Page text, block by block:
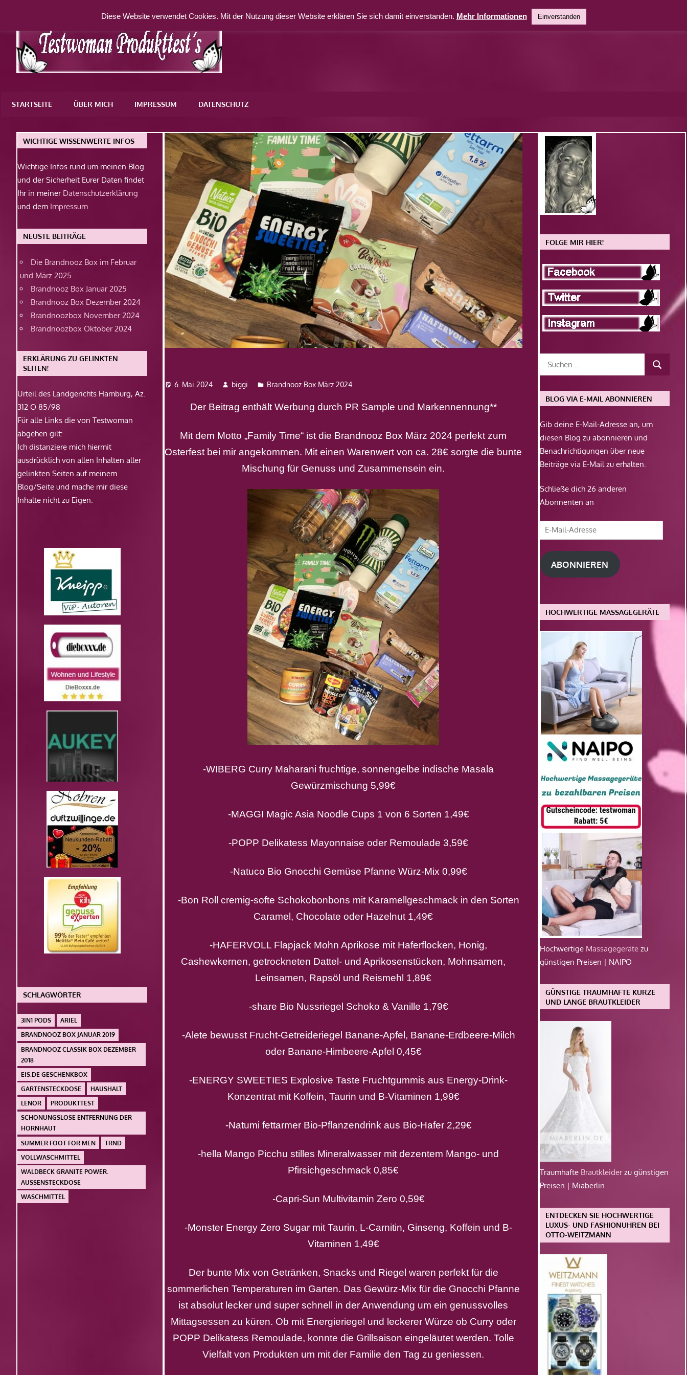
springen
WordPress-
STARTSEITE ÜBER MICH IMPRESSUM DATENSCHUTZ
6. Mai 2024 biggi Brandnooz Box März 2024
Der Beitrag enthält Werbung durch PR Sample und Markennennung**
Mit dem Motto „Family Time“ ist die Brandnooz Box März 2024 perfekt zum
Osterfest bei mir angekommen. Mit einen Warenwert von ca. 28€ sorgte die bunte
Mischung für Genuss und Zusammensein ein.
-WIBERG Curry Maharani fruchtige, sonnengelbe indische Masala
Gewürzmischung 5,99€
-MAGGI Magic Asia Noodle Cups 1 von 6 Sorten 1,49€
-POPP Delikatess Mayonnaise oder Remoulade 3,59€
-Natuco Bio Gnocchi Gemüse Pfanne Würz-Mix 0,99€
-Bon Roll cremig-softe Schokobonbons mit Karamellgeschmack in den Sorten
Caramel, Chocolate oder Hazelnut 1,49€
-HAFERVOLL Flapjack Mohn Aprikose mit Haferflocken, Honig,
Cashewkernen, getrockneten Dattel- und Aprikosenstücken, Mohnsamen,
Leinsamen, Rapsöl und Reismehl 1,89€
-share Bio Nussriegel Schoko & Vanille 1,79€
-Alete bewusst Frucht-Getreideriegel Banane-Apfel, Banane-Erdbeere-Milch
oder Banane-Himbeere-Apfel 0,45€
-ENERGY SWEETIES Explosive Taste Fruchtgummis aus Energy-Drink-
Konzentrat mit Koffein, Taurin und B-Vitaminen 1,99€
-Natumi fettarmer Bio-Pflanzendrink aus Bio-Hafer 2,29€
-hella Mango Picchu stilles Mineralwasser mit dezentem Mango- und
Pfirsichgeschmack 0,85€
-Capri-Sun Multivitamin Zero 0,59€
-Monster Energy Zero Sugar mit Taurin, L-Carnitin, Ginseng, Koffein und B-
Vitaminen 1,49€
Der bunte Mix von Getränken, Snacks und Riegel waren perfekt für die
sommerlichen Temperaturen im Garten. Das Gewürz-Mix für die Gnocchi Pfanne
ist absolut lecker und super schnell in der Anwendung um ein genussvolles
Mittagsessen zu küren. Ob mit Energieriegel und leckerer Würze ob Curry oder
POPP Delikatess Remoulade, konnte die Grillsaison eingeläutet werden. Tolle
Vielfalt von Produkten um mit der Familie den Tag zu geniessen.
WICHTIGE WISSENWERTE INFOS
Wichtige Infos rund um meinen Blog
und der Sicherheit Eurer Daten findet
Ihr in meiner Datenschutzerklärung
und dem Impressum
NEUSTE BEITRÄGE
Die Brandnooz Box im Februar
und März 2025
Brandnooz Box Januar 2025
Brandnooz Box Dezember 2024
Brandnoozbox November 2024
Brandnoozbox Oktober 2024
ERKLÄRUNG ZU GELINKTEN
SEITEN!
Urteil des Landgerichts Hamburg, Az.
312 O 85/98
Für alle Links die von Testwoman
abgehen gilt:
Ich distanziere mich hiermit
ausdrücklich von allen Inhalten aller
gelinkten Seiten auf meinem
Blog/Seite und mache mir diese
Inhalte nicht zu Eigen.
SCHLAGWÖRTER
3IN1 PODS
ARIEL
BRANDNOOZ BOX JANUAR 2019
BRANDNOOZ CLASSIK BOX DEZEMBER
2018
EIS.DE GESCHENKBOX
GARTENSTECKDOSE
HAUSHALT
LENOR
PRODUKTTEST
SCHONUNGSLOSE ENTFERNUNG DER
HORNHAUT
SUMMER FOOT FOR MEN
TRND
VOLLWASCHMITTEL
WALDBECK GRANITE POWER.
AUSSENSTECKDOSE
WASCHMITTEL
FOLGE MIR HIER!
BLOG VIA E-MAIL ABONNIEREN
Gib deine E-Mail-Adresse an, um
diesen Blog zu abonnieren und
Benachrichtigungen über neue
Beiträge via E-Mail zu erhalten.
Schließe dich 26 anderen
Abonnenten an
E-
Mail-
Adresse
ABONNIEREN
HOCHWERTIGE MASSAGEGERÄTE
Hochwertige Massagegeräte zu
günstigen Preisen | NAIPO
GÜNSTIGE TRAUMHAFTE KURZE
UND LANGE BRAUTKLEIDER
Traumhafte Brautkleiderzu günstigen
Preisen | Miaberlin
ENTDECKEN SIE HOCHWERTIGE
LUXUS- UND FASHIONUHREN BEI
OTTO-WEITZMANN
Diese Website verwendet Cookies. Mit der Nutzung dieser Website erklären Sie sich damit einverstanden. Mehr Informationen Einverstanden